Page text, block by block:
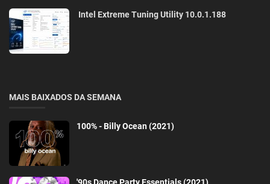
Intel Extreme Tuning Utility 10.0.1.188
MAIS BAIXADOS DA SEMANA
100% - Billy Ocean (2021)
'90s Dance Party Essentials (2021)